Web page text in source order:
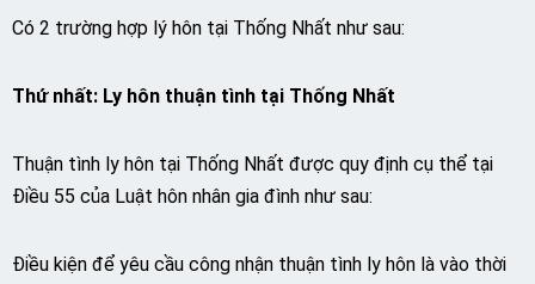
Có 2 trường hợp lý hôn tại Thống Nhất như sau:
Thứ nhất: Ly hôn thuận tình tại Thống Nhất
Thuận tình ly hôn tại Thống Nhất được quy định cụ thể tại
Điều 55 của Luật hôn nhân gia đình như sau:
Điều kiện để yêu cầu công nhận thuận tình ly hôn là vào thời